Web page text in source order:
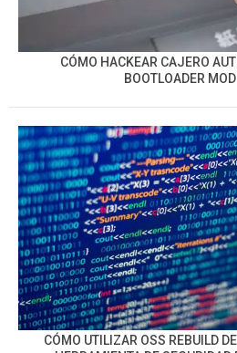
CÓMO HACKEAR CAJERO
BOOTLOADER
CÓMO UTILIZAR OSS REBUILD